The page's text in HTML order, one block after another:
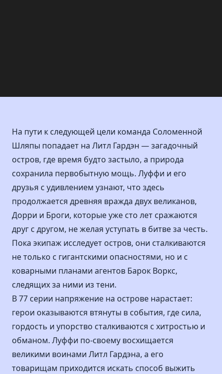
На пути к следующей цели команда Соломенной
Шляпы попадает на Литл Гардэн — загадочный
остров, где время будто застыло, а природа
сохранила первобытную мощь. Луффи и его
друзья с удивлением узнают, что здесь
продолжается древняя вражда двух великанов,
Дорри и Броги, которые уже сто лет сражаются
друг с другом, не желая уступать в битве за честь.
Пока экипаж исследует остров, они сталкиваются
не только с гигантскими опасностями, но и с
коварными планами агентов Барок Воркс,
следящих за ними из тени.
В 77 серии напряжение на острове нарастает:
герои оказываются втянуты в события, где сила,
гордость и упорство сталкиваются с хитростью и
обманом. Луффи по-своему восхищается
великими воинами Литл Гардэна, а его
товарищам приходится искать способ выжить